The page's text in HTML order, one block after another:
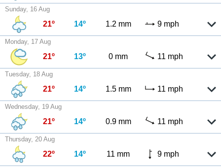
Sunday, 16 Aug
21º 14º 1.2 mm 9 mph
Monday, 17 Aug
21º 13º 0 mm 11 mph
Tuesday, 18 Aug
21º 14º 1.5 mm 11 mph
Wednesday, 19 Aug
21º 14º 0.9 mm 11 mph
Thursday, 20 Aug
22º 14º 11 mm 9 mph